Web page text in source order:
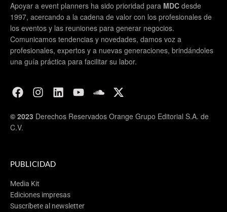
Apoyar a event planners ha sido prioridad para MDC desde
1997, acercando a la cadena de valor con los profesionales de
los eventos y las reuniones para generar negocios.
Comunicamos tendencias y novedades, damos voz a
profesionales, expertos y a nuevas generaciones, brindándoles
una guía práctica para facilitar su labor.
© 2023 Derechos Reservados Orange Grupo Editorial S.A. de
C.V.
PUBLICIDAD
Media Kit
Ediciones impresas
Suscríbete al newsletter